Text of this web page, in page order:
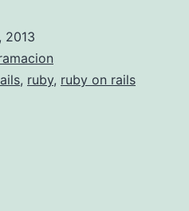
2013
, ruby, ruby on rails